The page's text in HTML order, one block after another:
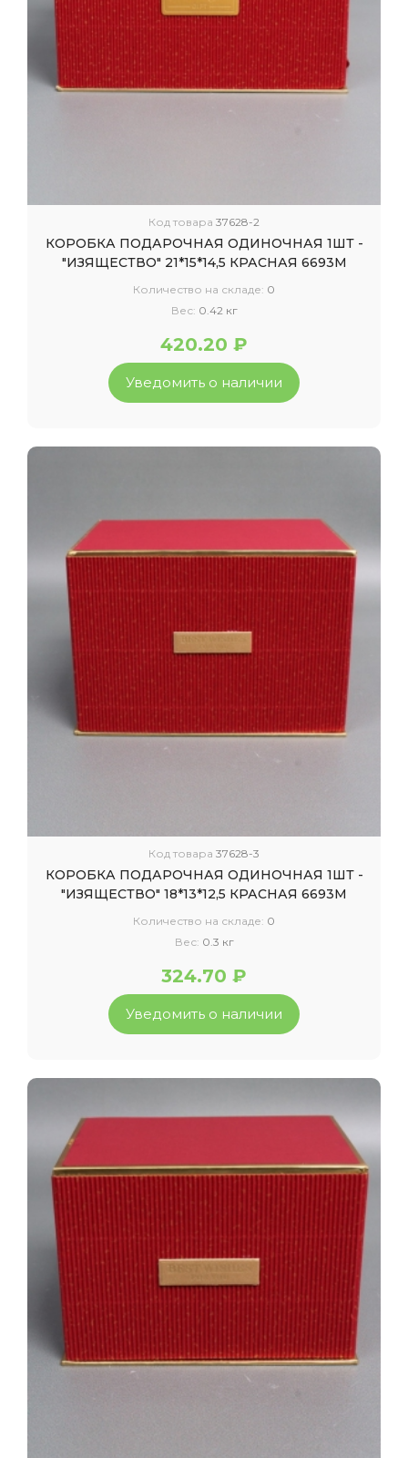
Код товара 37628-2
КОРОБКА ПОДАРОЧНАЯ ОДИНОЧНАЯ 1ШТ -
"ИЗЯЩЕСТВО" 21*15*14,5 КРАСНАЯ 6693М
Количество на складе: 0
Вес: 0.42 кг
420.20 ₽
Уведомить о наличии
Код товара 37628-3
КОРОБКА ПОДАРОЧНАЯ ОДИНОЧНАЯ 1ШТ -
"ИЗЯЩЕСТВО" 18*13*12,5 КРАСНАЯ 6693М
Количество на складе: 0
Вес: 0.3 кг
324.70 ₽
Уведомить о наличии